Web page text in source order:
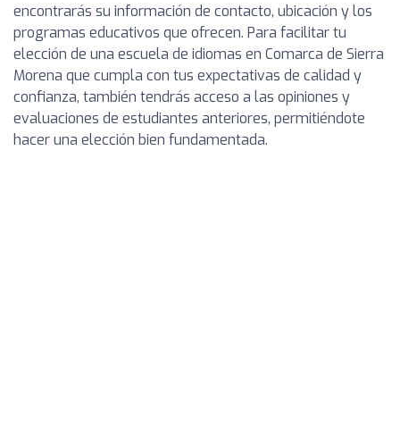
encontrarás su información de contacto, ubicación y los
programas educativos que ofrecen. Para facilitar tu
elección de una escuela de idiomas en Comarca de Sierra
Morena que cumpla con tus expectativas de calidad y
confianza, también tendrás acceso a las opiniones y
evaluaciones de estudiantes anteriores, permitiéndote
hacer una elección bien fundamentada.